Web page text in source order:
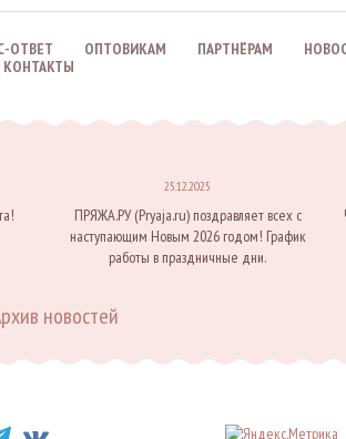
ОТВЕТ ОПТОВИКАМ ПАРТНЁРАМ
КОНТАКТЫ
25.12.2025
ПРЯЖА.РУ (Pryaja.ru) поздравляет всех с
наступающим Новым 2026 годом! График
работы в праздничные дни.
новостей